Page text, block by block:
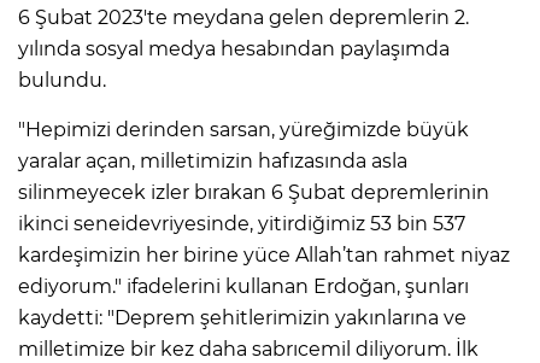
6 Şubat 2023'te meydana gelen depremlerin 2.
yılında sosyal medya hesabından paylaşımda
bulundu.
"Hepimizi derinden sarsan, yüreğimizde büyük
yaralar açan, milletimizin hafızasında asla
silinmeyecek izler bırakan 6 Şubat depremlerinin
ikinci seneidevriyesinde, yitirdiğimiz 53 bin 537
kardeşimizin her birine yüce Allah’tan rahmet niyaz
ediyorum." ifadelerini kullanan Erdoğan, şunları
kaydetti: "Deprem şehitlerimizin yakınlarına ve
milletimize bir kez daha sabrıcemil diliyorum. İlk